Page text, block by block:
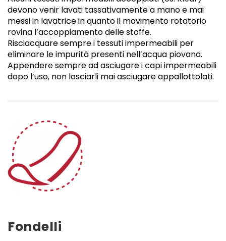
devono venir lavati tassativamente a mano e mai
messi in lavatrice in quanto il movimento rotatorio
rovina l’accoppiamento delle stoffe.
Risciacquare sempre i tessuti impermeabili per
eliminare le impurità presenti nell’acqua piovana.
Appendere sempre ad asciugare i capi impermeabili
dopo l’uso, non lasciarli mai asciugare appallottolati.
Fondelli